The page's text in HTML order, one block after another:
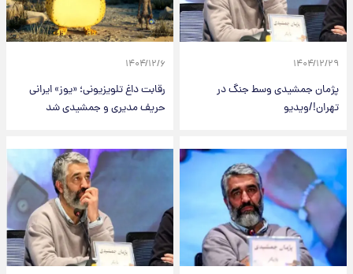
۱۴۰۴/۱۲/۲۹
پژمان جمشیدی وسط جنگ در
تهران!/ویدیو
۱۴۰۴/۱۲/۶
رقابت داغ تلویزیونی؛ «یوز» ایرانی
حریف مدیری و جمشیدی شد